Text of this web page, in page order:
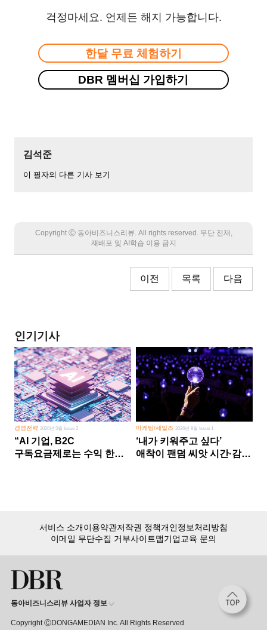
걱정마세요. 언제든 해지 가능합니다.
한달 무료 체험하기
DBR 멤버십 가입하기
김석준
이 필자의 다른 기사 보기
Copyright Ⓒ 동아비즈니스리뷰. All rights reserved. 무단 전재,
재배포 및 AI학습 이용 금지
이전 목록 다음
인기기사
경영전략 2026년 5월 Issue 2
“AI 기업, B2C
구독요금제로는 수익 한계
마케팅/세일즈 2026년 8월 Issue 1
‘내가 키워주고 싶다’
애착이 팬덤 씨앗 시간·감정
서비스 소개이용약관저작권 정책개인정보처리방침
이메일 무단수집 거부사이트맵기업교육 문의
동아비즈니스리뷰 사업자 정보
Copyright ⒸDONGAMEDIAN Inc. All Rights Reserved